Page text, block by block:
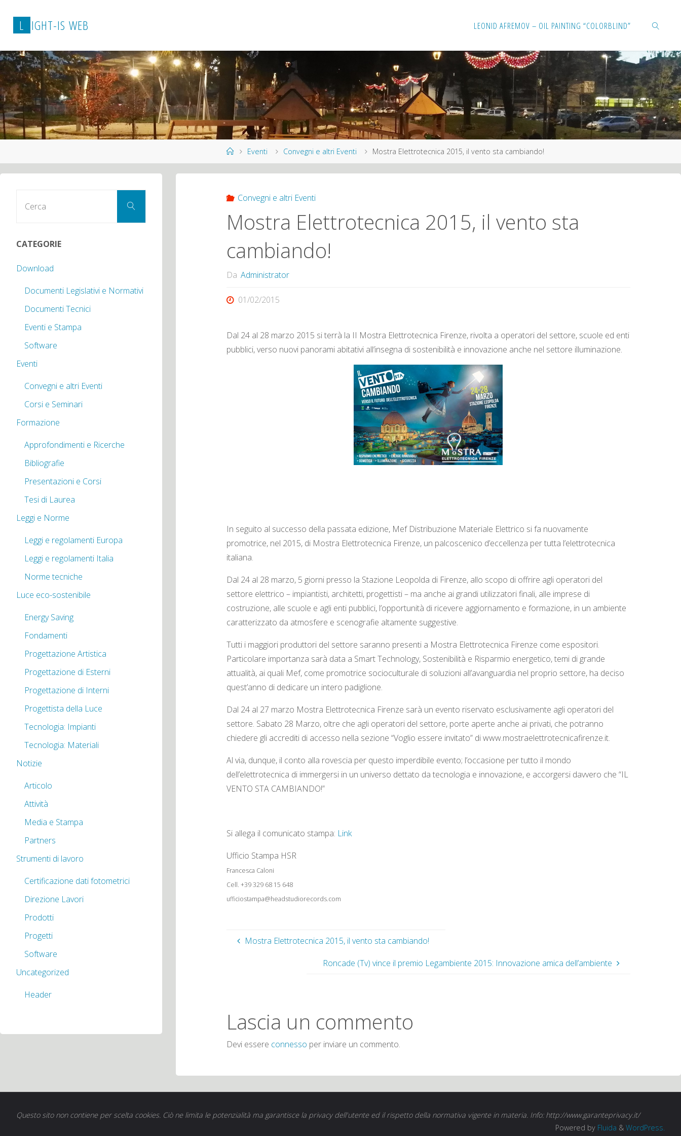
L IGHT-IS WEB
contenuto
LEONID AFREMOV – OIL PAINTING “COLORBLIND”
CERCA
HomeEventi Convegni e altri Eventi Mostra Elettrotecnica 2015, il vento sta cambiando!
Convegni e altri Eventi
Mostra Elettrotecnica 2015, il vento sta
cambiando!
Da Administrator
01/02/2015
Dal 24 al 28 marzo 2015 si terrà la II Mostra Elettrotecnica Firenze, rivolta a operatori del settore, scuole ed enti
pubblici, verso nuovi panorami abitativi all’insegna di sostenibilità e innovazione anche nel settore illuminazione.
In seguito al successo della passata edizione, Mef Distribuzione Materiale Elettrico si fa nuovamente
promotrice, nel 2015, di Mostra Elettrotecnica Firenze, un palcoscenico d’eccellenza per tutta l’elettrotecnica
italiana.
Dal 24 al 28 marzo, 5 giorni presso la Stazione Leopolda di Firenze, allo scopo di offrire agli operatori del
settore elettrico – impiantisti, architetti, progettisti – ma anche ai grandi utilizzatori finali, alle imprese di
costruzione, alle scuole e agli enti pubblici, l’opportunità di ricevere aggiornamento e formazione, in un ambiente
caratterizzato da atmosfere e scenografie altamente suggestive.
Tutti i maggiori produttori del settore saranno presenti a Mostra Elettrotecnica Firenze come espositori.
Particolare importanza sarà data a Smart Technology, Sostenibilità e Risparmio energetico, temi di grande
attualità, ai quali Mef, come promotrice socioculturale di soluzioni all’avanguardia nel proprio settore, ha deciso
quest’anno di dedicare un intero padiglione.
Dal 24 al 27 marzo Mostra Elettrotecnica Firenze sarà un evento riservato esclusivamente agli operatori del
settore. Sabato 28 Marzo, oltre che agli operatori del settore, porte aperte anche ai privati, che potranno
chiedere gli accrediti di accesso nella sezione “Voglio essere invitato” di www.mostraelettrotecnicafirenze.it.
Al via, dunque, il conto alla rovescia per questo imperdibile evento; l’occasione per tutto il mondo
dell’elettrotecnica di immergersi in un universo dettato da tecnologia e innovazione, e accorgersi davvero che “IL
VENTO STA CAMBIANDO!”
Si allega il comunicato stampa: Link
Ufficio Stampa HSR
Francesca Caloni
Cell. +39 329 68 15 648
ufficiostampa@headstudiorecords.com
Mostra Elettrotecnica 2015, il vento sta cambiando!
Roncade (Tv) vince il premio Legambiente 2015: Innovazione amica dell’ambiente
Lascia un commento
Devi essere connesso per inviare un commento.
Cerca
CATEGORIE
Download
Documenti Legislativi e Normativi
Documenti Tecnici
Eventi e Stampa
Software
Eventi
Convegni e altri Eventi
Corsi e Seminari
Formazione
Approfondimenti e Ricerche
Bibliografie
Presentazioni e Corsi
Tesi di Laurea
Leggi e Norme
Leggi e regolamenti Europa
Leggi e regolamenti Italia
Norme tecniche
Luce eco-sostenibile
Energy Saving
Fondamenti
Progettazione Artistica
Progettazione di Esterni
Progettazione di Interni
Progettista della Luce
Tecnologia: Impianti
Tecnologia: Materiali
Notizie
Articolo
Attività
Media e Stampa
Partners
Strumenti di lavoro
Certificazione dati fotometrici
Direzione Lavori
Prodotti
Progetti
Software
Uncategorized
Header
Questo sito non contiene per scelta cookies. Ciò ne limita le potenzialità ma garantisce la privacy dell'utente ed il rispetto della normativa vigente in materia. Info: http://www.garanteprivacy.it/
Powered by Fluida & WordPress.